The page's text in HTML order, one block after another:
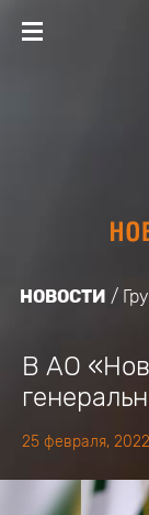
НОВОСТИ
В АО
25 февраля, 2022